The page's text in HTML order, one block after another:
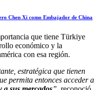
Chen Xi como Embajador de China
que tiene Türkiye
económico y la
con esa región.
estratégica que tienen
permita entonces acceder a